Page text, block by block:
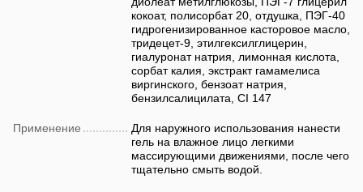
кокоат, полисорбат 20, отдушка, ПЭГ-40
гидрогенизированное касторовое масло,
тридецет-9, этилгексилглицерин,
гиалуронат натрия, лимонная кислота,
сорбат калия, экстракт гамамелиса
виргинского, бензоат натрия,
бензилсалицилата, CI 147
Применение
Для наружного использования нанести
гель на влажное лицо легкими
массирующими движениями, после чего
тщательно смыть водой.